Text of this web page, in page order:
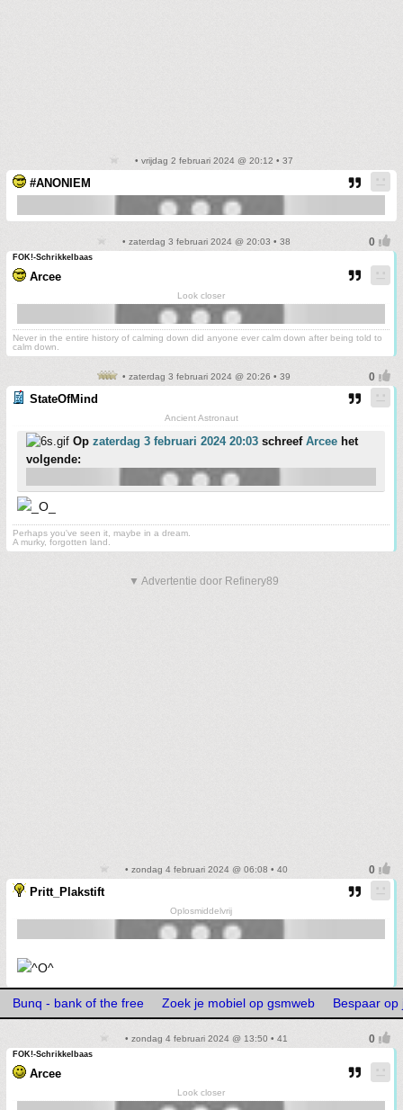
• vrijdag 2 februari 2024 @ 20:12 • 37
#ANONIEM
• zaterdag 3 februari 2024 @ 20:03 • 38
FOK!-Schrikkelbaas
Arcee
Look closer
Never in the entire history of calming down did anyone ever calm down after being told to
calm down.
• zaterdag 3 februari 2024 @ 20:26 • 39
StateOfMind
Ancient Astronaut
Op zaterdag 3 februari 2024 20:03 schreef Arcee het
volgende:
Perhaps you've seen it, maybe in a dream.
A murky, forgotten land.
▼ Advertentie door Refinery89
• zondag 4 februari 2024 @ 06:08 • 40
Pritt_Plakstift
Oplosmiddelvrij
Bunq - bank of the free Zoek je mobiel op gsmweb Bespaar op
• zondag 4 februari 2024 @ 13:50 • 41
FOK!-Schrikkelbaas
Arcee
Look closer